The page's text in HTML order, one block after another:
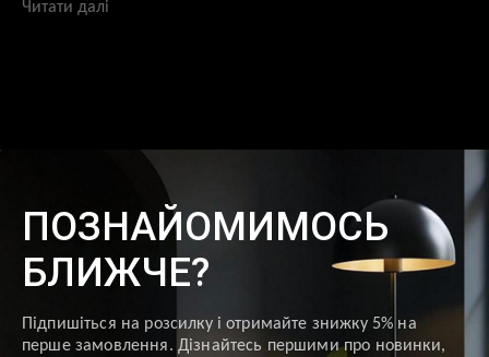
Читати далі
ПОЗНАЙОМИМОСЬ
БЛИЖЧЕ?
Підпишіться на розсилку і отримайте знижку 5% на
перше замовлення. Дізнайтесь першими про новинки,